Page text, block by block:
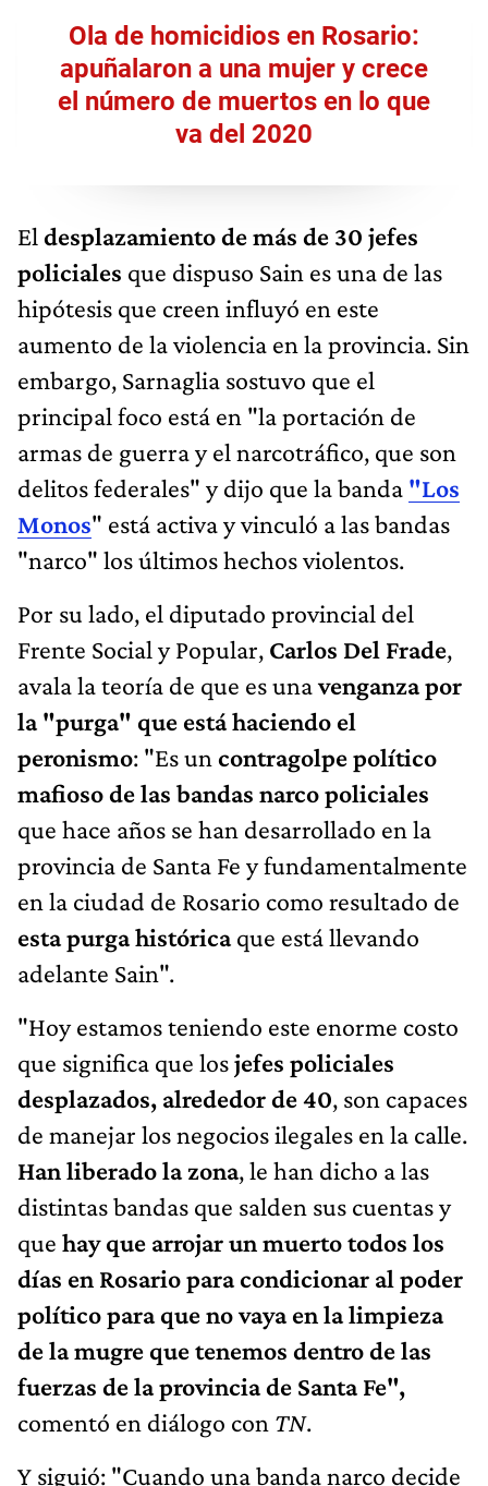
Ola de homicidios en Rosario:
apuñalaron a una mujer y crece
el número de muertos en lo que
va del 2020
El desplazamiento de más de 30 jefes
policiales que dispuso Sain es una de las
hipótesis que creen influyó en este
aumento de la violencia en la provincia. Sin
embargo, Sarnaglia sostuvo que el
principal foco está en "la portación de
armas de guerra y el narcotráfico, que son
delitos federales" y dijo que la banda "Los
Monos" está activa y vinculó a las bandas
"narco" los últimos hechos violentos.
Por su lado, el diputado provincial del
Frente Social y Popular, Carlos Del Frade,
avala la teoría de que es unavenganza por
la "purga" que está haciendo el
peronismo: "Es un contragolpe político
mafioso de las bandas narco policiales
que hace años se han desarrollado en la
provincia de Santa Fe y fundamentalmente
en la ciudad de Rosario como resultado de
esta purga históricaque está llevando
adelante Sain".
"Hoy estamos teniendo este enorme costo
que significa que losjefes policiales
desplazados, alrededor de 40, son capaces
de manejar los negocios ilegales en la calle.
Han liberado la zona, le han dicho a las
distintas bandas que salden sus cuentas y
que hay que arrojar un muerto todos los
días en Rosario para condicionar al poder
político para que no vaya en la limpieza
de la mugre que tenemos dentro de las
fuerzas de la provincia de Santa Fe",
comentó en diálogo con TN.
Y siguió: "Cuando una banda narco decide